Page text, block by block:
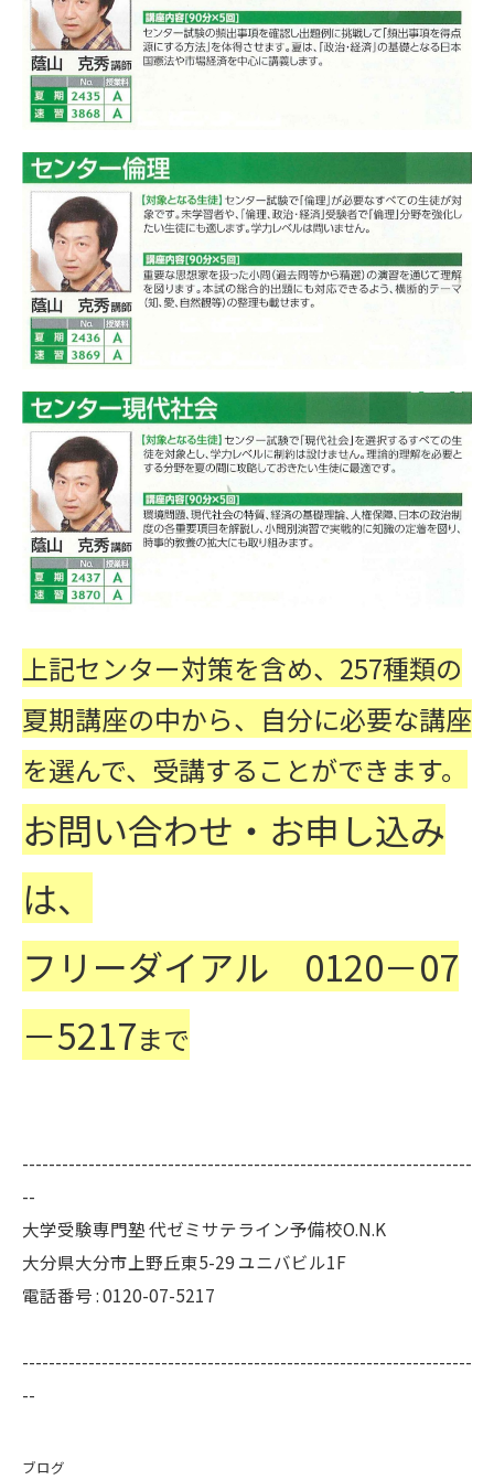
上記センター対策を含め、257種類の
夏期講座の中から、自分に必要な講座
を選んで、受講することができます。
お問い合わせ・お申し込み
は、
フリーダイアル 0120－07
－5217まで
--------------------------------------------------------------------
--
大学受験専門塾 代ゼミサテライン予備校O.N.K
大分県大分市上野丘東5-29 ユニバビル1F
電話番号 : 0120-07-5217
--------------------------------------------------------------------
--
ブログ